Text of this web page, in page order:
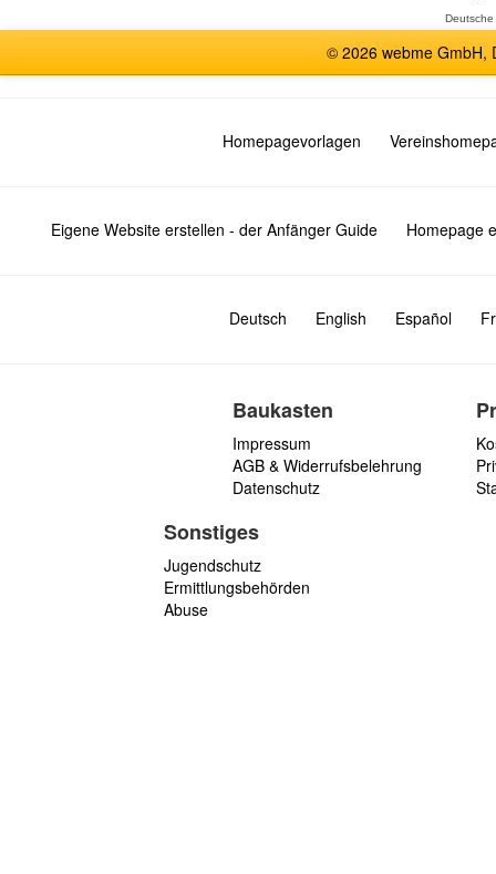
© 2026 webme GmbH,
Homepagevorlagen
Eigene Website erstellen - der Anfänger Guide Homepage
Deutsch English Español
Baukasten
Impressum
AGB & Widerrufsbelehrung
Datenschutz
Sonstiges
Jugendschutz
Ermittlungsbehörden
Abuse